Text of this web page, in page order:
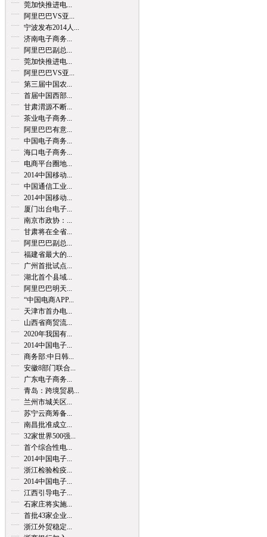
莞加快推进电...
阿里巴巴VS亚...
宁波发布2014人...
济南电子商务...
阿里巴巴副总...
莞加快推进电...
阿里巴巴VS亚...
第三届中国农...
首届中国西部...
甘肃渭源不断...
茶业电子商务...
阿里巴巴有意...
中国电子商务...
海口电子商务...
电商平台圈地...
2014中国移动...
中国通信工业...
2014中国移动...
厦门出台电子...
南京市政协：...
甘肃将在全省...
阿里巴巴副总...
福建省最大的...
广州首批试点...
湖北首个县域...
阿里巴巴明天...
“中国电商APP...
天津市首办电...
山西省商贸流...
2020年我国有...
2014中国电子...
商务部:中日韩...
安徽8部门联合...
广东电子商务...
青岛：跨境贸易...
兰州市城关区...
苏宁云商筹备...
南昌批准成立...
32家世界500强...
首个综合性电...
2014中国电子...
浙江检验检疫...
2014中国电子...
江西引导电子...
石家庄将实施...
首批43家企业...
浙江外贸稳定...